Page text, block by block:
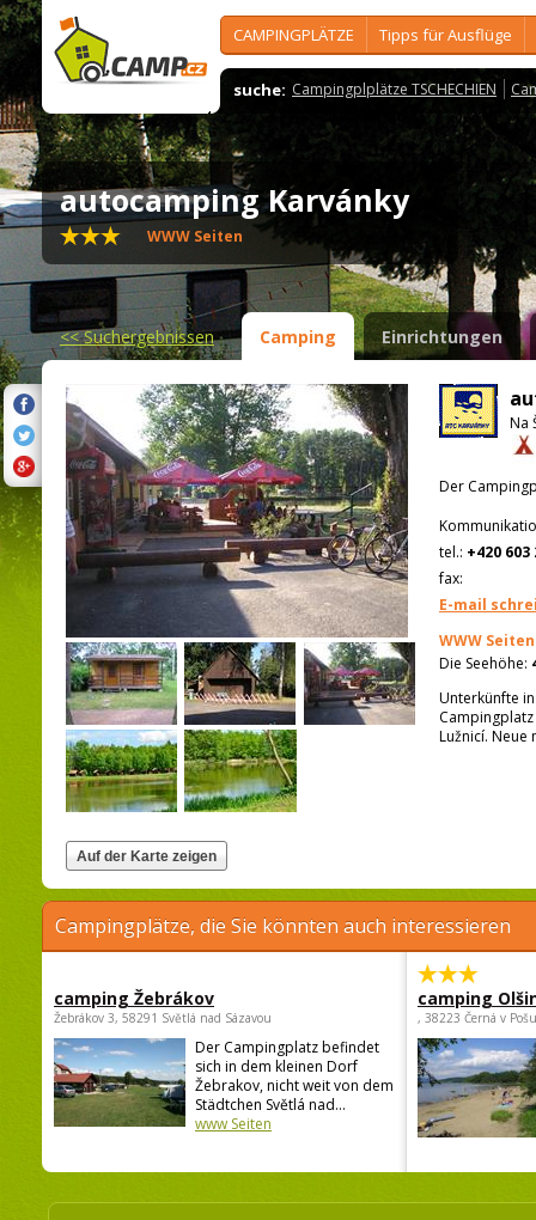
CAMPINGPLÄTZE Tipps für Ausflüge
suche: Campingplplätze TSCHECHIEN
autocamping Karvánky
WWW Seiten
<<Suchergebnissen Camping Einrichtungen
Na
Der
tel.: +420 603
fax:
E-mail
WWW Seiten
Die Seehöhe:
Unterkünfte
Lužnicí. Neue
Campingplätze, die Sie könnten auch interessieren
camping Žebrákov
Žebrákov 3, 58291 Světlá nad Sázavou
Der Campingplatz befindet
sich in dem kleinen Dorf
Žebrakov, nicht weit von dem
Städtchen Světlá nad...
www Seiten
camping
, 38223 Černá v